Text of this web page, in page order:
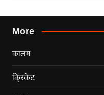
More
कालम
क्रिकेट